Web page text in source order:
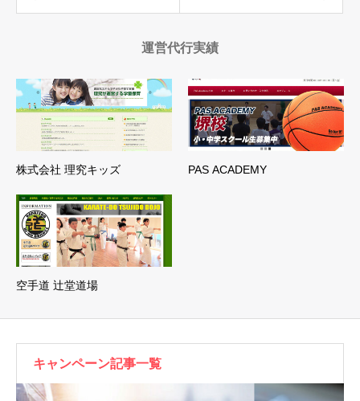
運営代行実績
株式会社 理究キッズ PAS ACADEMY
空手道 辻堂道場
キャンペーン記事一覧